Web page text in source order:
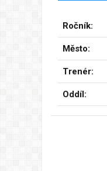
Ročník:
Město:
Trenér:
Oddíl: